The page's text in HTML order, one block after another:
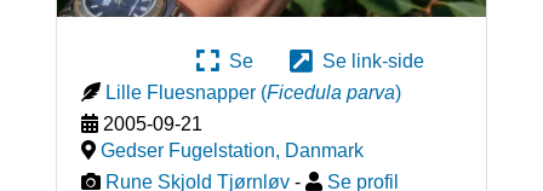
Se
Se link-side
Lille Fluesnapper (Ficedula parva)
2005-09-21
Gedser Fugelstation, Danmark
Rune Skjold Tjørnløv - Se profil